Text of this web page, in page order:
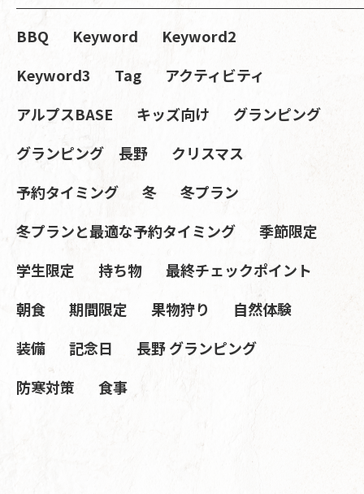
BBQ Keyword
Keyword2
Keyword3
Tag
アクティビティ
アルプスBASE
キッズ向け
グランピング
グランピング 長野
クリスマス
予約タイミング
冬
冬プラン
冬プランと最適な予約タイミング
季節限定
学生限定
持ち物
最終チェックポイント
朝食
期間限定 果物狩り
自然体験
装備
記念日
長野 グランピング
防寒対策
食事